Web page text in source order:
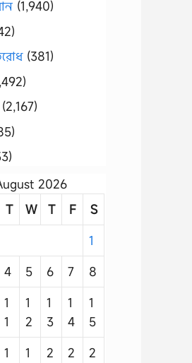
(1,940)
(381)
(2,167)
2026
T W T F
S
1
4 5 6 7 8
1
1
1
2
1
3
1
4
1
5
1
1
2
2
2